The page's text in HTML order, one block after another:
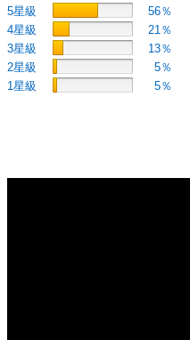
5星級
56％
4星級
21％
3星級
13％
2星級
5％
1星級
5％